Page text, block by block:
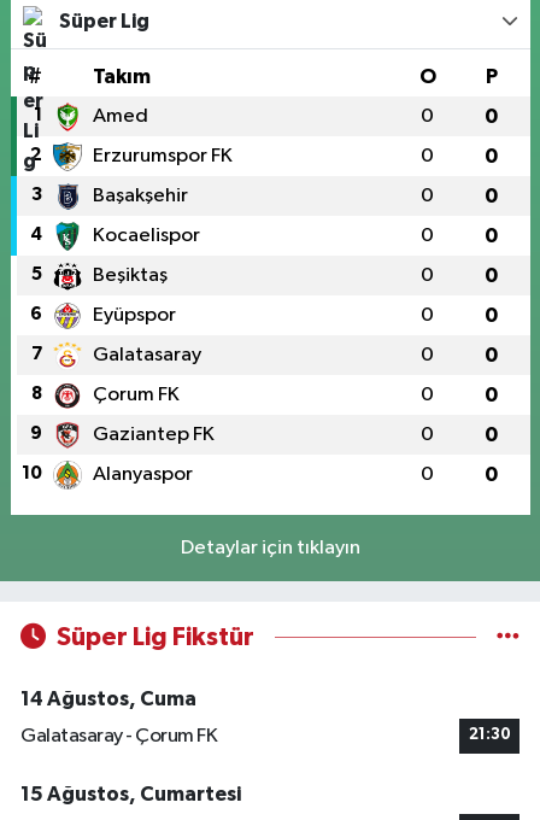
Süper Lig
# Takım O P
1 Amed 0 0
2 Erzurumspor FK 0 0
3 Başakşehir 0 0
4 Kocaelispor 0 0
5 Beşiktaş 0 0
6 Eyüpspor 0 0
7 Galatasaray 0 0
8 Çorum FK 0 0
9 Gaziantep FK 0 0
10 Alanyaspor 0 0
Detaylar için tıklayın
Süper Lig Fikstür
14 Ağustos, Cuma
Galatasaray - Çorum FK
21:30
15 Ağustos, Cumartesi